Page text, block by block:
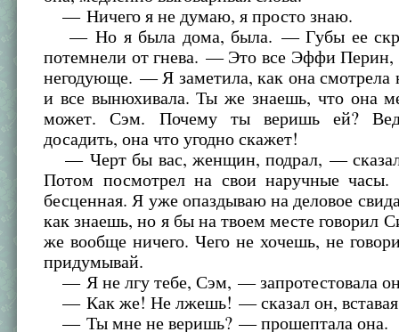
— Ничего я не думаю, я просто знаю.
— Но я была дома, была. — Губы ее
потемнели от гнева. — Это все Эффи
негодующе. — Я заметила, как она
и все вынюхивала. Ты же знаешь, что она
может. Сэм. Почему ты веришь ей?
досадить, она что угодно скажет!
— Черт бы вас, женщин, подрал, — сказал
Потом посмотрел на свои наручные
бесценная. Я уже опаздываю на деловое
как знаешь, но я бы на твоем месте говорил
же вообще ничего. Чего не хочешь, не
придумывай.
— Я не лгу тебе, Сэм, — запротестовала
— Как же! Не лжешь! — сказал он,
— Ты мне не веришь? — прошептала она.